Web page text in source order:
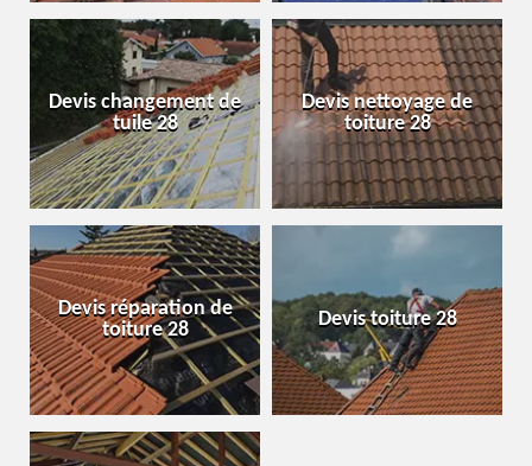
Devis changement de
tuile 28
Devis nettoyage de
toiture 28
Devis réparation de
toiture 28
Devis toiture 28